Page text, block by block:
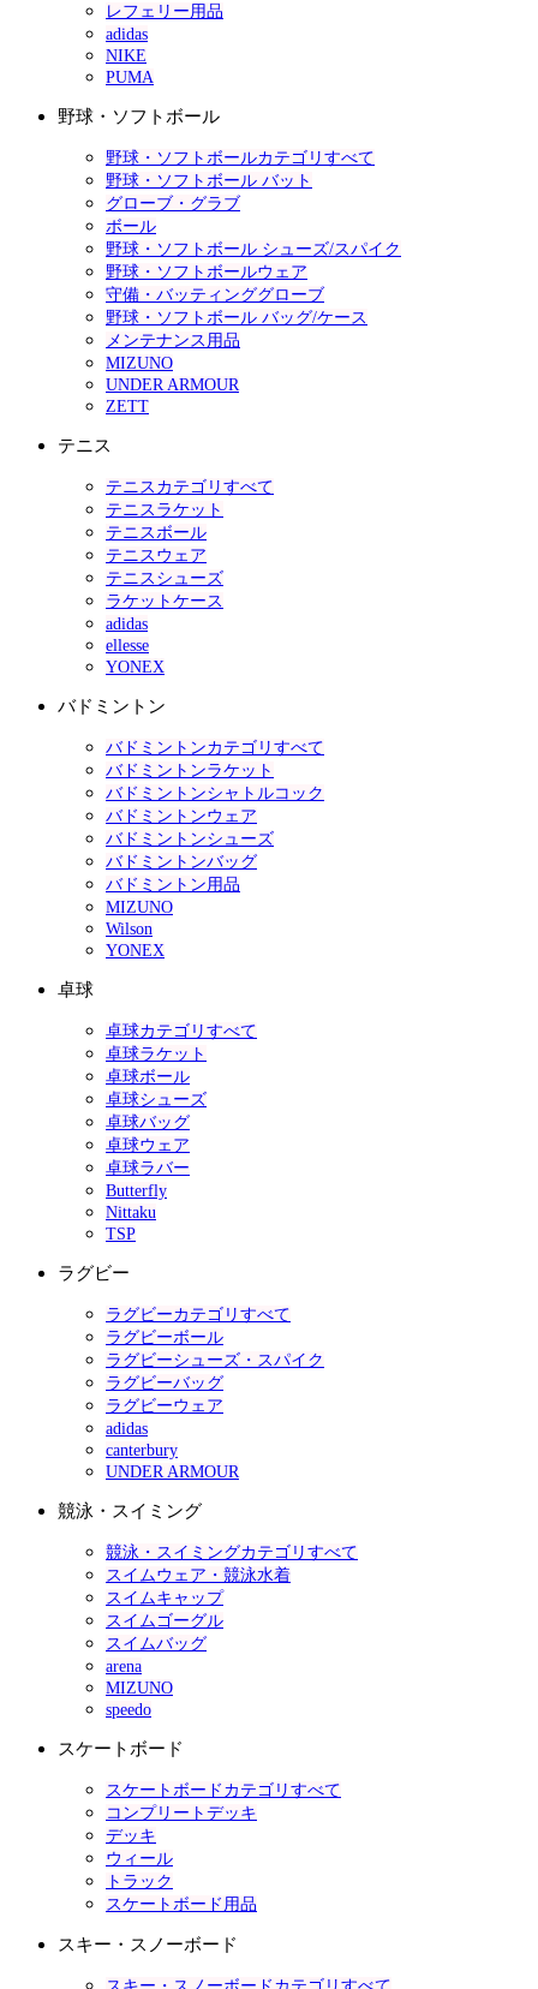
レフェリー用品
adidas
NIKE
PUMA
野球・ソフトボール
野球・ソフトボールカテゴリすべて
野球・ソフトボール バット
グローブ・グラブ
ボール
野球・ソフトボール シューズ/スパイク
野球・ソフトボールウェア
守備・バッティンググローブ
野球・ソフトボール バッグ/ケース
メンテナンス用品
MIZUNO
UNDER ARMOUR
ZETT
テニス
テニスカテゴリすべて
テニスラケット
テニスボール
テニスウェア
テニスシューズ
ラケットケース
adidas
ellesse
YONEX
バドミントン
バドミントンカテゴリすべて
バドミントンラケット
バドミントンシャトルコック
バドミントンウェア
バドミントンシューズ
バドミントンバッグ
バドミントン用品
MIZUNO
Wilson
YONEX
卓球
卓球カテゴリすべて
卓球ラケット
卓球ボール
卓球シューズ
卓球バッグ
卓球ウェア
卓球ラバー
Butterfly
Nittaku
TSP
ラグビー
ラグビーカテゴリすべて
ラグビーボール
ラグビーシューズ・スパイク
ラグビーバッグ
ラグビーウェア
adidas
canterbury
UNDER ARMOUR
競泳・スイミング
競泳・スイミングカテゴリすべて
スイムウェア・競泳水着
スイムキャップ
スイムゴーグル
スイムバッグ
arena
MIZUNO
speedo
スケートボード
スケートボードカテゴリすべて
コンプリートデッキ
デッキ
ウィール
トラック
スケートボード用品
スキー・スノーボード